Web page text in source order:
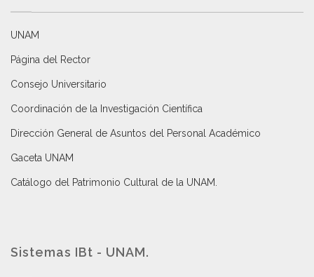
UNAM
Página del Rector
Consejo Universitario
Coordinación de la Investigación Científica
Dirección General de Asuntos del Personal Académico
Gaceta UNAM
Catálogo del Patrimonio Cultural de la UNAM.
Sistemas IBt - UNAM.